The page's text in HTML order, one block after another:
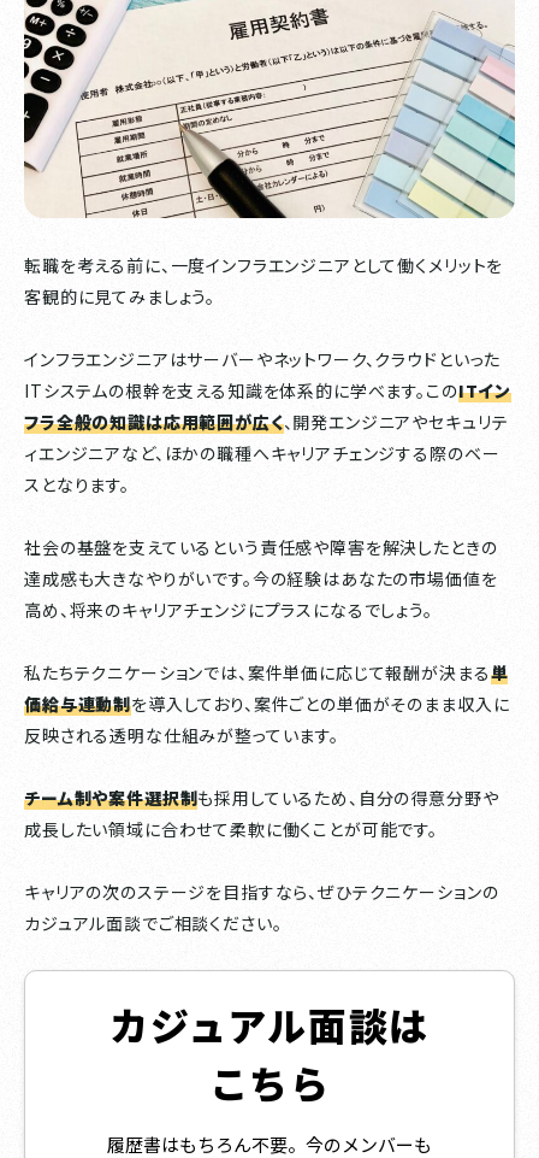
転職を考える前に、一度インフラエンジニアとして働くメリットを
客観的に見てみましょう。
インフラエンジニアはサーバーやネットワーク、クラウドといった
ITシステムの根幹を支える知識を体系的に学べます。このITイン
フラ全般の知識は応用範囲が広く、開発エンジニアやセキュリテ
ィエンジニアなど、ほかの職種へキャリアチェンジする際のベー
スとなります。
社会の基盤を支えているという責任感や障害を解決したときの
達成感も大きなやりがいです。今の経験はあなたの市場価値を
高め、将来のキャリアチェンジにプラスになるでしょう。
私たちテクニケーションでは、案件単価に応じて報酬が決まる単
価給与連動制を導入しており、案件ごとの単価がそのまま収入に
反映される透明な仕組みが整っています。
チーム制や案件選択制も採用しているため、自分の得意分野や
成長したい領域に合わせて柔軟に働くことが可能です。
キャリアの次のステージを目指すなら、ぜひテクニケーションの
カジュアル面談でご相談ください。
カジュアル面談は
こちら
履歴書はもちろん不要。今のメンバーも